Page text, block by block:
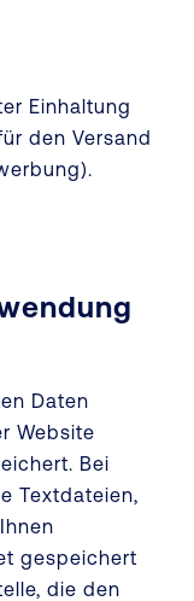
Einhaltung
den Versand
Daten
Website
Bei
Textdateien,
gespeichert
die den